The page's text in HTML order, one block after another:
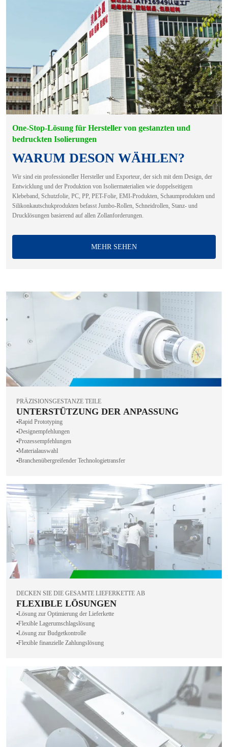
One-Stop-Lösung für Hersteller von gestanzten und
bedruckten Isolierungen
WARUM DESON WÄHLEN?
Wir sind ein professioneller Hersteller und Exporteur, der sich mit dem Design, der
Entwicklung und der Produktion von Isoliermaterialien wie doppelseitigem
Klebeband, Schutzfolie, PC, PP, PET-Folie, EMI-Produkten, Schaumprodukten und
Silikonkautschukprodukten befasst Jumbo-Rollen, Schneidrollen, Stanz- und
Drucklösungen basierend auf allen Zollanforderungen.
MEHR SEHEN
PRÄZISIONSGESTANZE TEILE
UNTERSTÜTZUNG DER ANPASSUNG
▪️Rapid Prototyping
▪️Designempfehlungen
▪️Prozessempfehlungen
▪️Materialauswahl
▪️Branchenübergreifender Technologietransfer
DECKEN SIE DIE GESAMTE LIEFERKETTE AB
FLEXIBLE LÖSUNGEN
▪️Lösung zur Optimierung der Lieferkette
▪️Flexible Lagerumschlagslösung
▪️Lösung zur Budgetkontrolle
▪️Flexible finanzielle Zahlungslösung